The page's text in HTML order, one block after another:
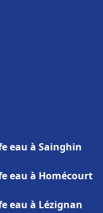
eau à Sainghin
eau à Homécourt
eau à Lézignan